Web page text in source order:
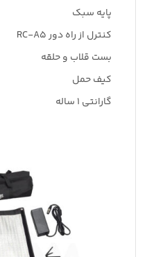
پایه سبک
کنترل از راه دور RC-A5
بست قلاب و حلقه
کیف حمل
گارانتی 1 ساله